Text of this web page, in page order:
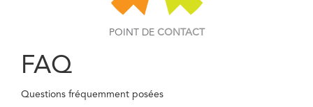
POINT DE CONTACT
FAQ
Questions fréquemment posées